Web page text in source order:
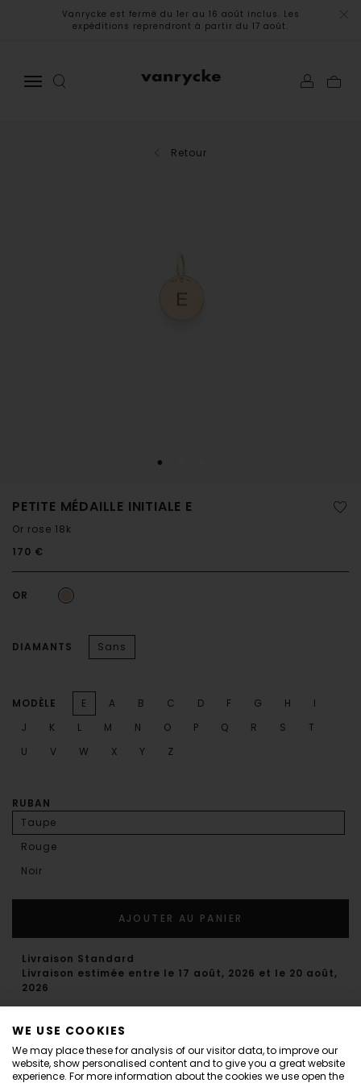
WE USE COOKIES
We may place these for analysis of our visitor data, to improve our
website, show personalised content and to give you a great website
experience. For more information about the cookies we use open the
Vanrycke est fermé du 1er au 16 août inclus. Les
expéditions reprendront à partir du 17 août.
Retour
PETITE MÉDAILLE INITIALE E
Or rose 18k
170 €
OR
DIAMANTS Sans
MODÈLE E A B C D F G H
I
J
K L M N O P Q R S
T
U
V W X Y Z
RUBAN
Taupe
Rouge
Noir
AJOUTER AU PANIER
Livraison Standard
Livraison estimée entre le 17 août, 2026 et le 20 août,
2026
des petites bulles bienfaisantes !
Informations
Dear Customers,